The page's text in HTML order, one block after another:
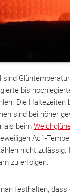
sind
bis
Die Haltezeiten
sind bei höher
als beim
Ac1-
nicht zulässig.
zu erfolgen.
festhalten,